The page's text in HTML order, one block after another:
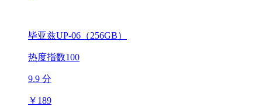
毕亚兹UP-06（256GB）
热度指数100
9.9 分
￥ 189